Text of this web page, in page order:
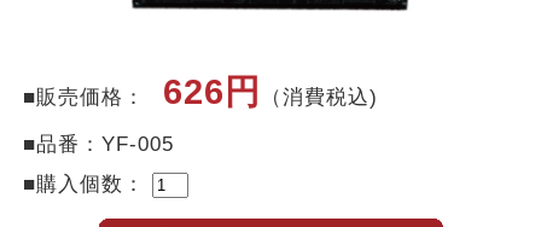
■販売価格： 626円 （消費税込)
■品番：YF-005
■購入個数：